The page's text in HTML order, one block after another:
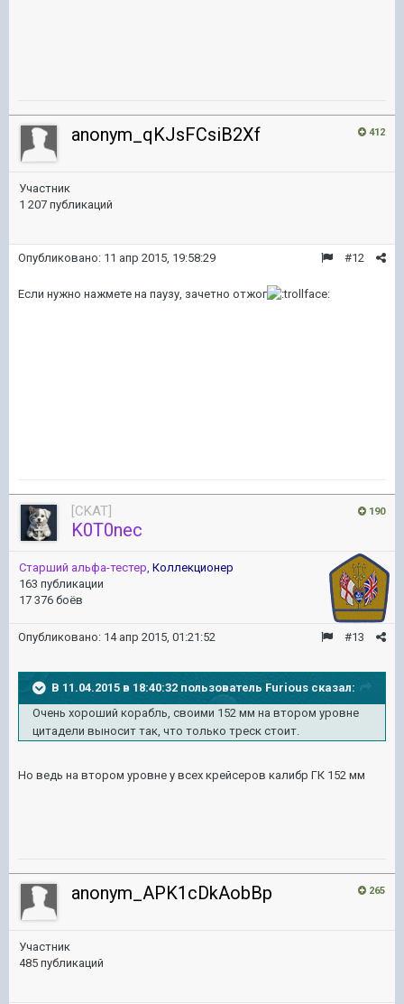
412
anonym_qKJsFCsiB2Xf
Участник
1 207 публикаций
#12
Опубликовано: 11 апр 2015, 19:58:29
Если нужно нажмете на паузу, зачетно отжог
190
[CKAT]
K0T0nec
Старший альфа-тестер Коллекционер
163 публикации
17 376 боёв
#13
Опубликовано: 14 апр 2015, 01:21:52
В 11.04.2015 в 18:40:32 пользователь Furious сказал:
Очень хороший корабль, своими 152 мм на втором уровне
цитадели выносит так, что только треск стоит.
Но ведь на втором уровне у всех крейсеров калибр ГК 152 мм
265
anonym_APK1cDkAobBp
Участник
485 публикаций